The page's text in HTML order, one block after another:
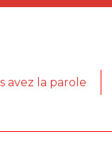
avez la parole